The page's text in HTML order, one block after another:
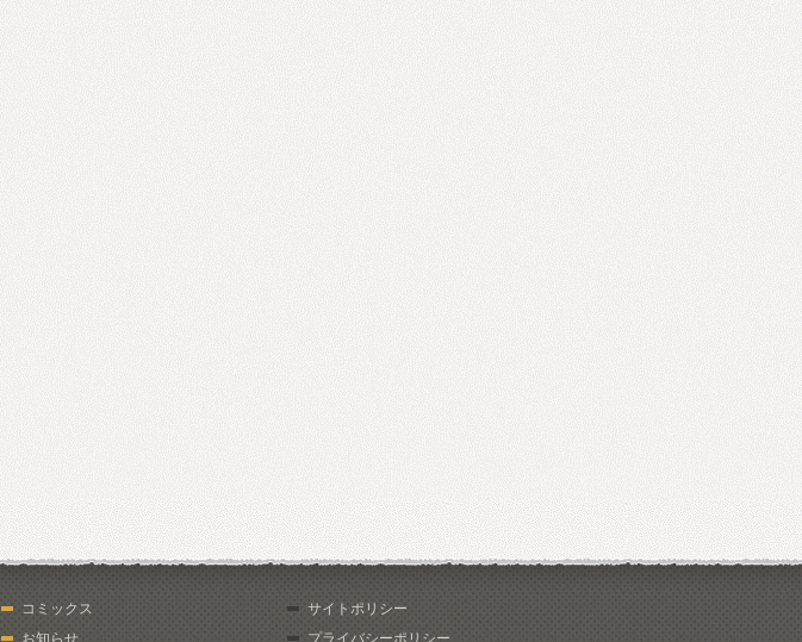
コミックス
お知らせ
サイトポリシー
プライバシーポリシー